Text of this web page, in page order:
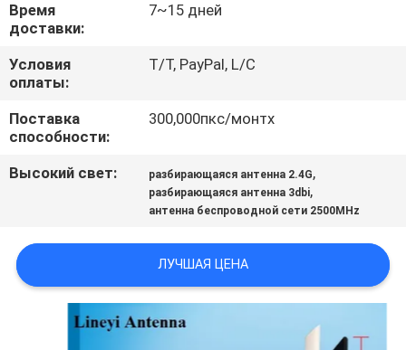
НОВОСТИ
СЛУЧАИ
КАРТА
САЙТА
POLICY
Время
доставки:
7~15 дней
Условия
оплаты:
T/T, PayPal, L/C
Поставка
способности:
300,000пкс/монтх
Высокий свет: разбирающаяся антенна 2.4G,
разбирающаяся антенна 3dbi,
антенна беспроводной сети 2500MHz
ЛУЧШАЯ ЦЕНА